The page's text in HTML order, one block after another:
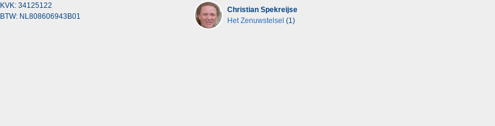
KVK: 34125122
BTW: NL808606943B01
Christian Spekreijse
Het Zenuwstelsel (1)